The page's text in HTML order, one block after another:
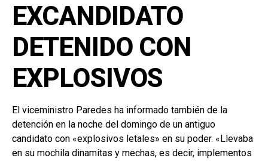
EXCANDIDATO
DETENIDO CON
EXPLOSIVOS
El viceministro Paredes ha informado también de la
detención en la noche del domingo de un antiguo
candidato con «explosivos letales» en su poder. «Llevaba
en su mochila dinamitas y mechas, es decir, implementos